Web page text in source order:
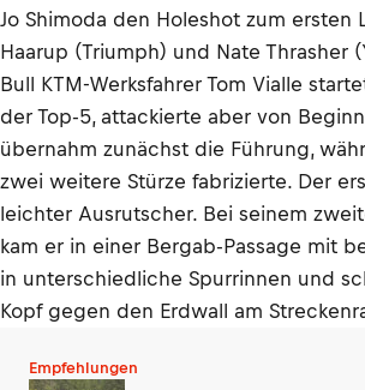
Jo Shimoda den Holeshot zum ersten
Haarup (Triumph) und Nate Thrasher
Bull KTM-Werksfahrer Tom Vialle
der Top-5, attackierte aber von
übernahm zunächst die Führung,
zwei weitere Stürze fabrizierte. Der
leichter Ausrutscher. Bei seinem
kam er in einer Bergab-Passage mit
in unterschiedliche Spurrinnen und
Kopf gegen den Erdwall am
Empfehlungen